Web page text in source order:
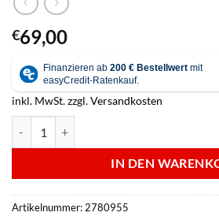
€69,00
inkl. MwSt.zzgl.Versandkosten
IN DEN
Artikelnummer:2780955